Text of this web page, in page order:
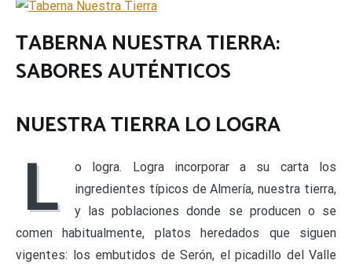
TABERNA NUESTRA TIERRA:
SABORES AUTÉNTICOS
NUESTRA TIERRA LO LOGRA
L
o logra. Logra incorporar a su carta los
ingredientes típicos de Almería, nuestra tierra,
y las poblaciones donde se producen o se
comen habitualmente, platos heredados que siguen
vigentes: los embutidos de Serón, el picadillo del Valle